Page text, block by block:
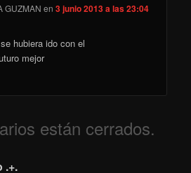
GUZMAN en3 junio 2013 a las 23:04
hubiera ido con el
mejor
están cerrados.
.+.